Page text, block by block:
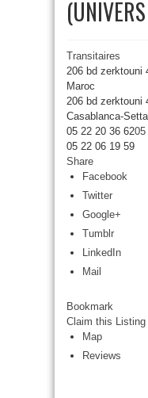
Transitaires
206 bd zerktouni
Maroc
206 bd zerktouni
Casablanca-
05 22 20 36 6205
05 22 06 19 59
Share
Facebook
Twitter
Google+
Tumblr
LinkedIn
Mail
Bookmark
Claim this Listing
Map
Reviews